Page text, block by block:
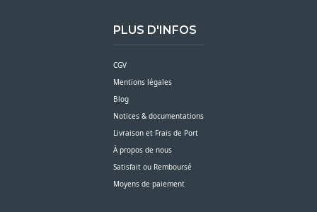
PLUS D'INFOS
CGV
Mentions légales
Blog
Notices & documentations
Livraison et Frais de Port
À propos de nous
Satisfait ou Remboursé
Moyens de paiement